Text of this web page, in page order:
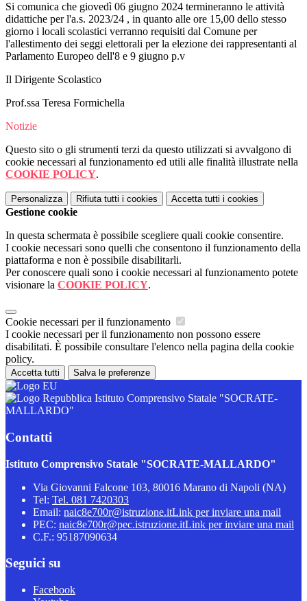
Si comunica che giovedì 06 giugno 2024 termineranno le attività
didattiche per l'a.s. 2023/24 , in quanto alle ore 15,00 dello stesso
giorno i locali scolastici verranno requisiti dal Comune per
l'allestimento dei seggi elettorali per la elezione dei rappresentanti al
Parlamento Europeo dell'8 e 9 giugno p.v
Il Dirigente Scolastico
Prof.ssa Teresa Formichella
Notizie
Questo sito o gli strumenti terzi da questo utilizzati si avvalgono di
cookie necessari al funzionamento ed utili alle finalità illustrate nella
COOKIE POLICY.
Personalizza Rifiuta tutti i cookies Accetta tutti i cookies
Gestione cookie
In questa schermata è possibile scegliere quali cookie consentire.
I cookie necessari sono quelli che consentono il funzionamento della
piattaforma e non è possibile disabilitarli.
Per conoscere quali sono i cookie necessari al funzionamento potete
visionare la COOKIE POLICY.
Cookie necessari per il funzionamento
I cookie necessari per il funzionamento non possono essere
disabilitati. È possibile consultare l'elenco nella pagina della cookie
policy.
Accetta tutti Salva le preferenze
Istituto Comprensivo Statale "SOCRATE-
MALLARDO"
Contatti
Istituto Comprensivo Statale "SOCRATE-MALLARDO"
Via Giovanni Falcone 103, 80016 Marano di Napoli (NA)
Tel: Tel. 081 7420303
Email: naic8e700r@istruzione.itLink per inviare una mail
PEC: naic8e700r@pec.istruzione.itLink per inviare una mail
C.F.: 95187090634
Seguici su
Facebook